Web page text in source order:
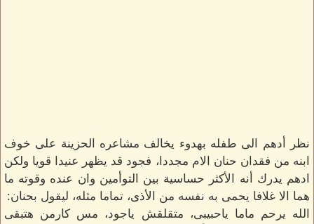
نظر أدهم الى طفله بهدوء يخالف مشاعره الحزينة على خوف
ابنه من فقدان حنان الام مجددا، فجود قد يظهر عنيدا قويا ولكن
ادهم يدرك أنه الأكثر حساسية بين التوأمين وان عنده وقوته ما
هما الا غلافا يحمى به نفسه من الأذى، تماما مثله، ليقول بحنان:
الله يرحم ماما ياحبيبى، متقلقش ياجود، مس كارمن هتبقى